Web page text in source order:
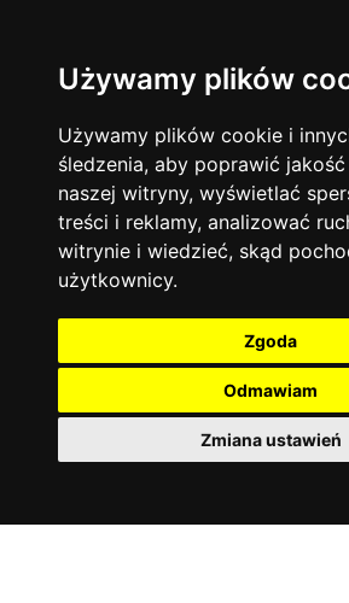
Używamy plików
Używamy plików cookie i
śledzenia, aby poprawić
naszej witryny, wyświetlać
treści i reklamy, analizować
witrynie i wiedzieć, skąd
użytkownicy.
Zgoda
Odmawiam
Zmiana ustawień
Język angielski 13744
Matematyka 12928
Chemia 4886
Język niemiecki 4307
Język polski 3426
Fizyka
Język francuski